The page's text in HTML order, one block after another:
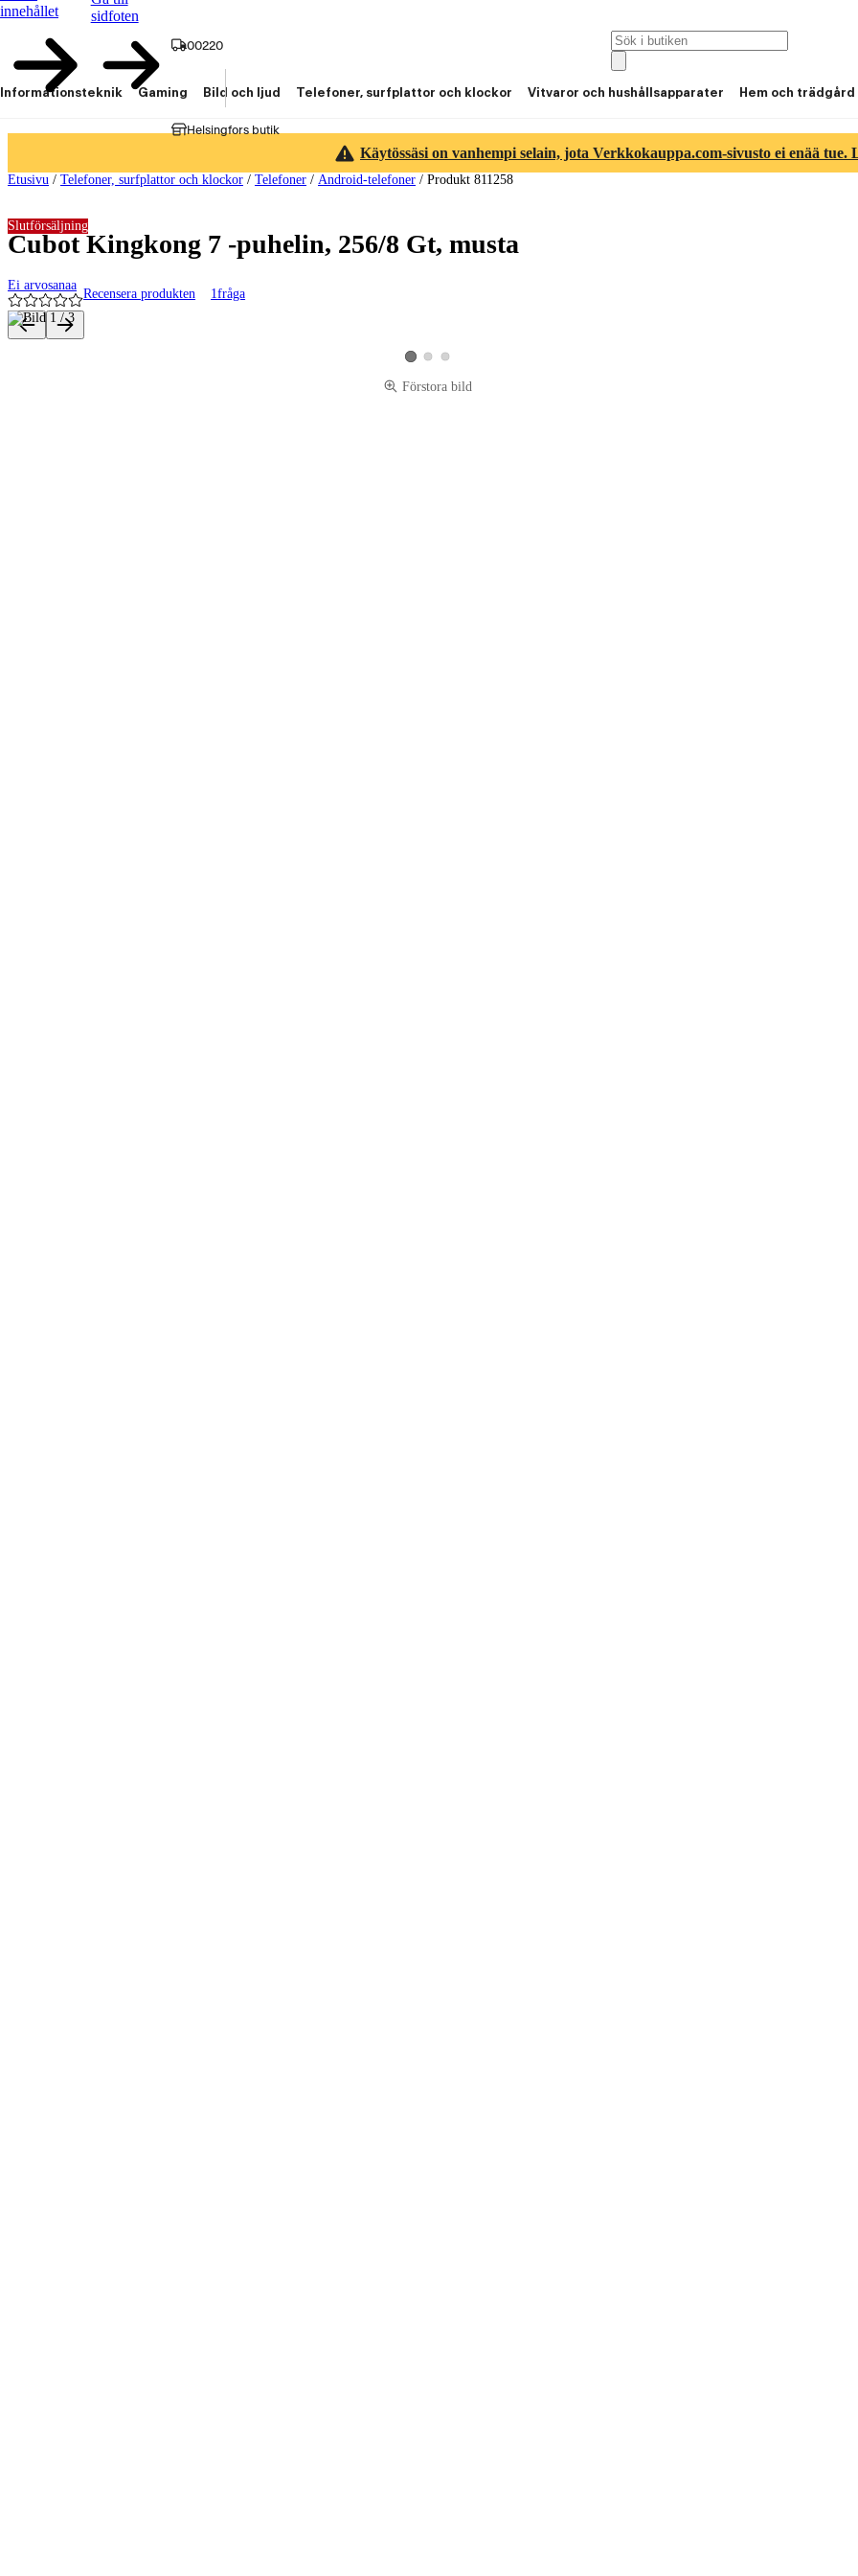
innehållet
sidfoten
00220
Helsingfors butik
Informationsteknik Gaming Bild och ljud Telefoner, surfplattor och klockor Vitvaror och hushållsapparater Hem och trädgård
Käytössäsi on vanhempi selain, jota Verkkokauppa.com-sivusto ei enää tue.
Etusivu / Telefoner, surfplattor och klockor / Telefoner / Android-telefoner / Produkt 811258
Cubot Kingkong 7 -puhelin, 256/8 Gt, musta
Ei arvosanaa
Recensera produkten 1fråga
Slutförsäljning
Produktbilder och videor
Visa produktbild 1
Visa produktbild 2
Visa produktbild 3
Förstora bild